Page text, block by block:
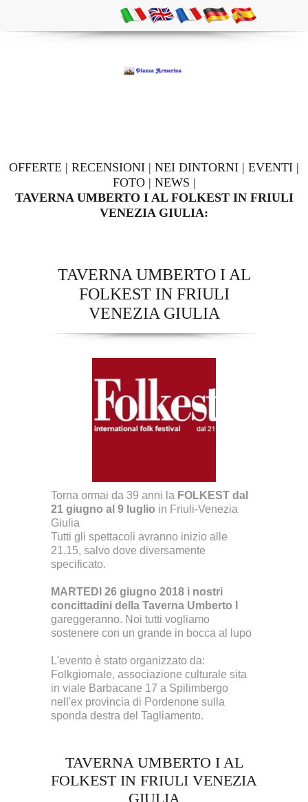
OFFERTE | RECENSIONI | NEI DINTORNI | EVENTI |
FOTO| NEWS |
TAVERNA UMBERTO I AL FOLKEST IN FRIULI
VENEZIA GIULIA:
TAVERNA UMBERTO I AL
FOLKEST IN FRIULI
VENEZIA GIULIA
Torna ormai da 39 anni la FOLKEST dal
21 giugno al 9 luglio in Friuli-Venezia
Giulia
Tutti gli spettacoli avranno inizio alle
21.15, salvo dove diversamente
specificato.
MARTEDI 26 giugno 2018 i nostri
concittadini della Taverna Umberto I
gareggeranno. Noi tutti vogliamo
sostenere con un grande in bocca al lupo
L'evento è stato organizzato da:
Folkgiornale, associazione culturale sita
in viale Barbacane 17 a Spilimbergo
nell'ex provincia di Pordenone sulla
sponda destra del Tagliamento.
TAVERNA UMBERTO I AL
FOLKEST IN FRIULI VENEZIA
GIULIA